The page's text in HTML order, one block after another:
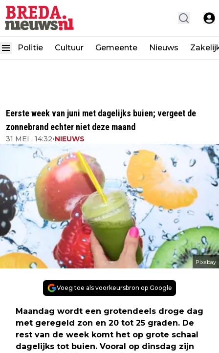
Politie Cultuur Gemeente Nieuws
Eerste week van juni met dagelijks buien; vergeet de
zonnebrand echter niet deze maand
31 MEI , 14:32•NIEUWS
Pixabay
Voeg toe als voorkeursbron op Google
Maandag wordt een grotendeels droge dag
met geregeld zon en 20 tot 25 graden. De
rest van de week komt het op grote schaal
dagelijks tot buien. Vooral op dinsdag zijn